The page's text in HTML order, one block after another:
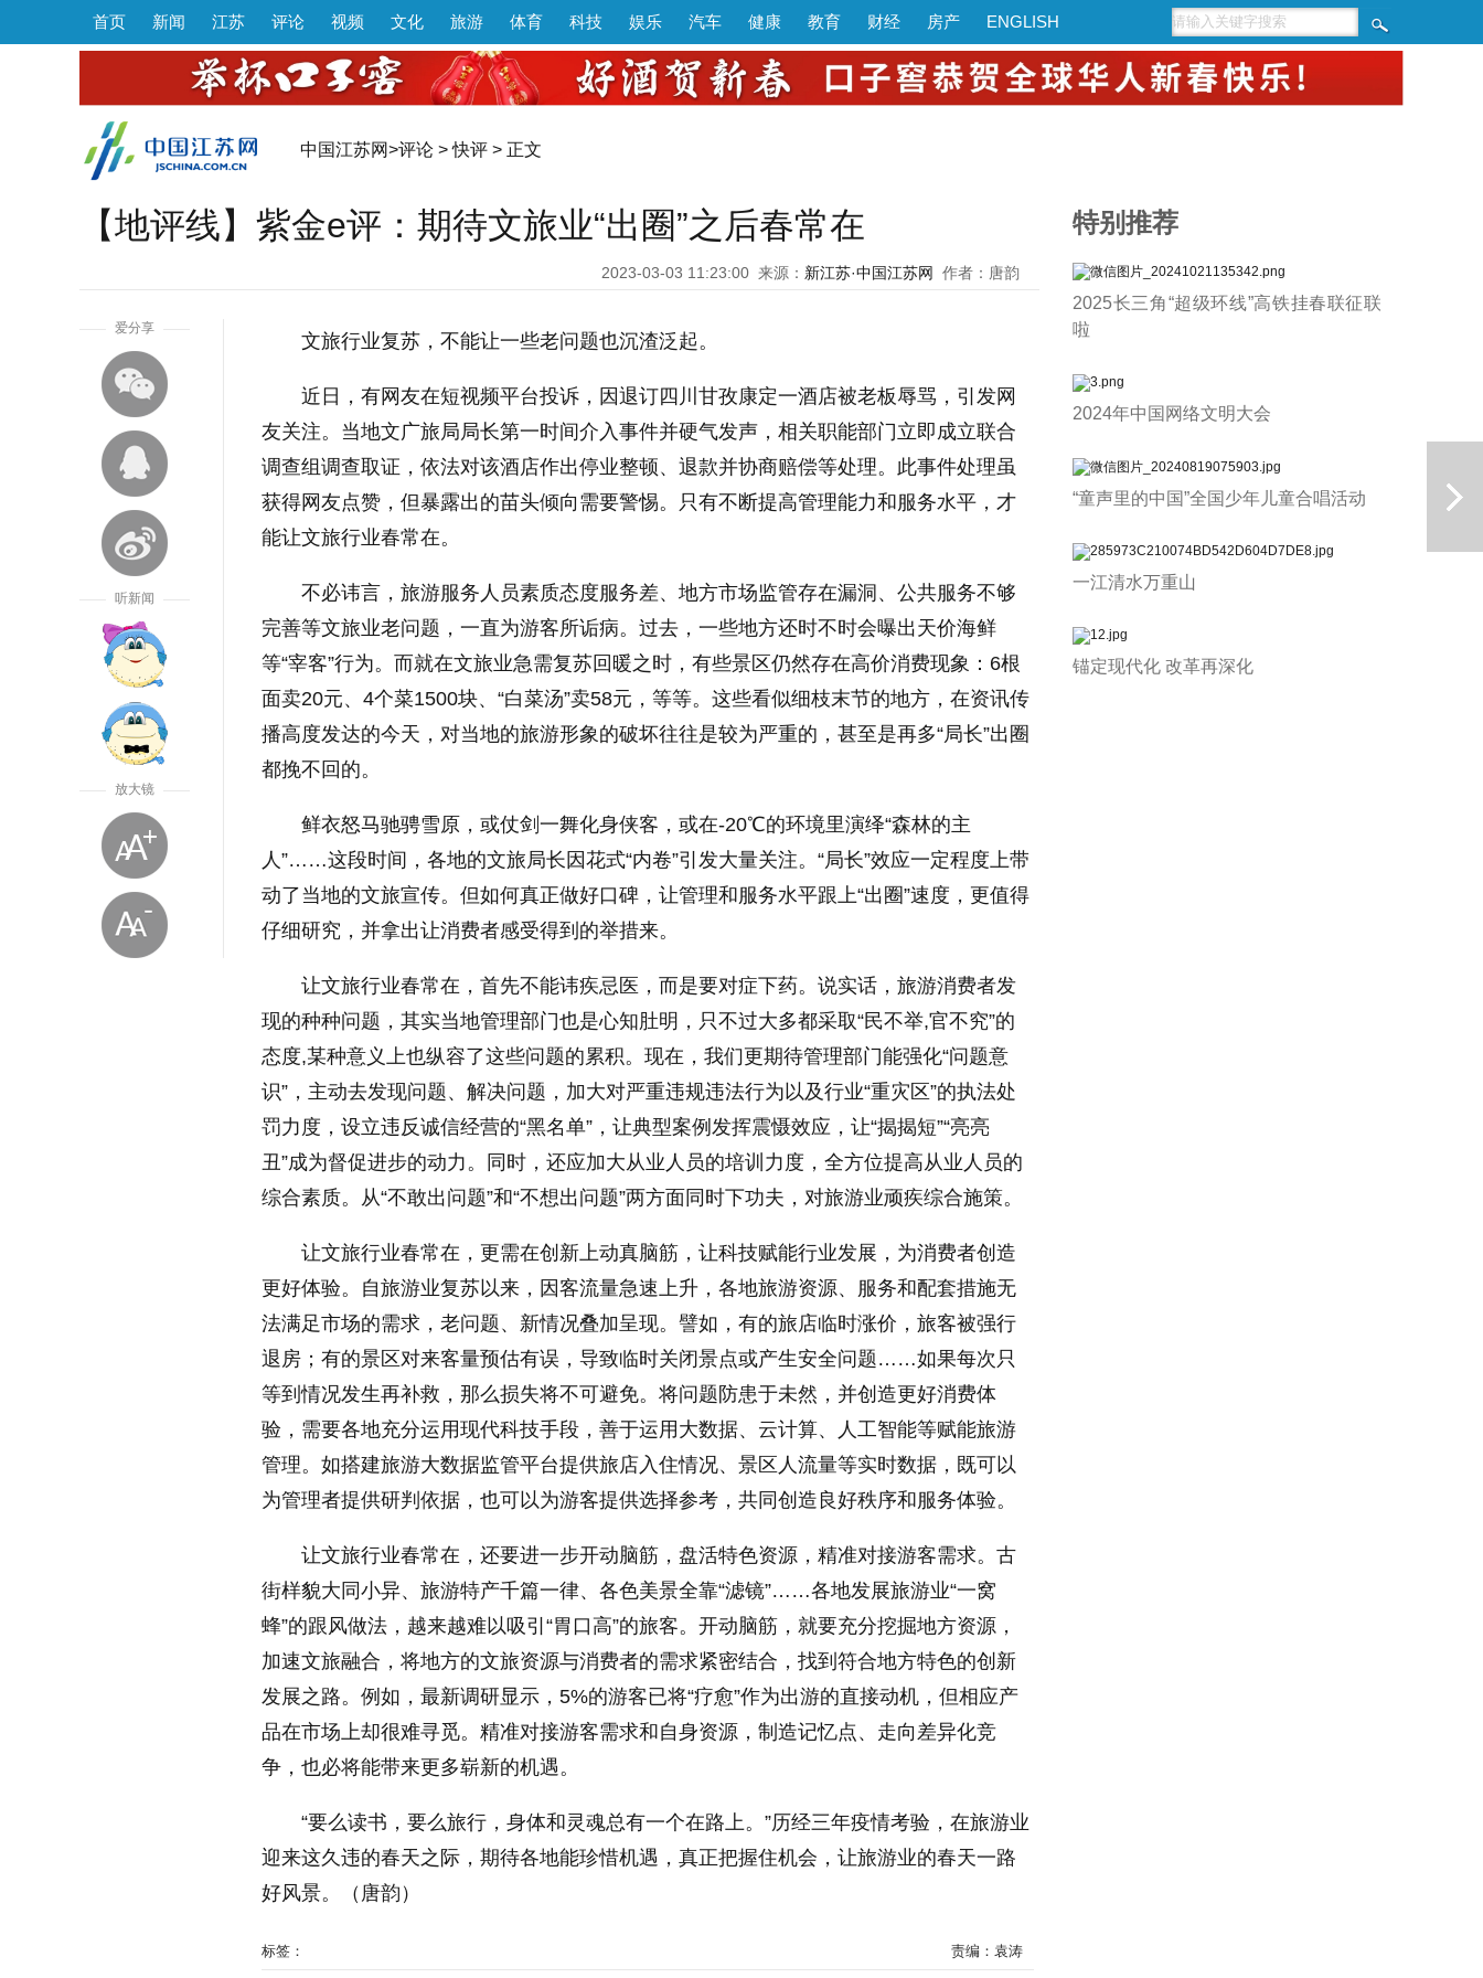
首页 新闻 江苏 评论 视频 文化 旅游 体育 科技 娱乐 汽车 健康 教育 财经 房产 ENGLISH
中国江苏网>评论 >快评 > 正文
【地评线】紫金e评：期待文旅业“出圈”之后春常在
2023-03-03 11:23:00 来源： 新江苏·中国江苏网 作者：唐韵
爱分享
听新闻
放大镜
文旅行业复苏，不能让一些老问题也沉渣泛起。
近日，有网友在短视频平台投诉，因退订四川甘孜康定一酒店被老板辱骂，引发网
友关注。当地文广旅局局长第一时间介入事件并硬气发声，相关职能部门立即成立联合
调查组调查取证，依法对该酒店作出停业整顿、退款并协商赔偿等处理。此事件处理虽
获得网友点赞，但暴露出的苗头倾向需要警惕。只有不断提高管理能力和服务水平，才
能让文旅行业春常在。
不必讳言，旅游服务人员素质态度服务差、地方市场监管存在漏洞、公共服务不够
完善等文旅业老问题，一直为游客所诟病。过去，一些地方还时不时会曝出天价海鲜
等“宰客”行为。而就在文旅业急需复苏回暖之时，有些景区仍然存在高价消费现象：6根
面卖20元、4个菜1500块、“白菜汤”卖58元，等等。这些看似细枝末节的地方，在资讯传
播高度发达的今天，对当地的旅游形象的破坏往往是较为严重的，甚至是再多“局长”出圈
都挽不回的。
鲜衣怒马驰骋雪原，或仗剑一舞化身侠客，或在-20℃的环境里演绎“森林的主
人”……这段时间，各地的文旅局长因花式“内卷”引发大量关注。“局长”效应一定程度上带
动了当地的文旅宣传。但如何真正做好口碑，让管理和服务水平跟上“出圈”速度，更值得
仔细研究，并拿出让消费者感受得到的举措来。
让文旅行业春常在，首先不能讳疾忌医，而是要对症下药。说实话，旅游消费者发
现的种种问题，其实当地管理部门也是心知肚明，只不过大多都采取“民不举,官不究”的
态度,某种意义上也纵容了这些问题的累积。现在，我们更期待管理部门能强化“问题意
识”，主动去发现问题、解决问题，加大对严重违规违法行为以及行业“重灾区”的执法处
罚力度，设立违反诚信经营的“黑名单”，让典型案例发挥震慑效应，让“揭揭短”“亮亮
丑”成为督促进步的动力。同时，还应加大从业人员的培训力度，全方位提高从业人员的
综合素质。从“不敢出问题”和“不想出问题”两方面同时下功夫，对旅游业顽疾综合施策。
让文旅行业春常在，更需在创新上动真脑筋，让科技赋能行业发展，为消费者创造
更好体验。自旅游业复苏以来，因客流量急速上升，各地旅游资源、服务和配套措施无
法满足市场的需求，老问题、新情况叠加呈现。譬如，有的旅店临时涨价，旅客被强行
退房；有的景区对来客量预估有误，导致临时关闭景点或产生安全问题……如果每次只
等到情况发生再补救，那么损失将不可避免。将问题防患于未然，并创造更好消费体
验，需要各地充分运用现代科技手段，善于运用大数据、云计算、人工智能等赋能旅游
管理。如搭建旅游大数据监管平台提供旅店入住情况、景区人流量等实时数据，既可以
为管理者提供研判依据，也可以为游客提供选择参考，共同创造良好秩序和服务体验。
让文旅行业春常在，还要进一步开动脑筋，盘活特色资源，精准对接游客需求。古
街样貌大同小异、旅游特产千篇一律、各色美景全靠“滤镜”……各地发展旅游业“一窝
蜂”的跟风做法，越来越难以吸引“胃口高”的旅客。开动脑筋，就要充分挖掘地方资源，
加速文旅融合，将地方的文旅资源与消费者的需求紧密结合，找到符合地方特色的创新
发展之路。例如，最新调研显示，5%的游客已将“疗愈”作为出游的直接动机，但相应产
品在市场上却很难寻觅。精准对接游客需求和自身资源，制造记忆点、走向差异化竞
争，也必将能带来更多崭新的机遇。
“要么读书，要么旅行，身体和灵魂总有一个在路上。”历经三年疫情考验，在旅游业
迎来这久违的春天之际，期待各地能珍惜机遇，真正把握住机会，让旅游业的春天一路
好风景。（唐韵）
标签： 责编：袁涛
特别推荐
2025长三角“超级环线”高铁挂春联征联
啦
2024年中国网络文明大会
“童声里的中国”全国少年儿童合唱活动
一江清水万重山
锚定现代化 改革再深化